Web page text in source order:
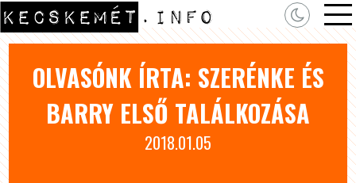
OLVASÓNK ÍRTA: SZERÉNKE ÉS
BARRY ELSŐ TALÁLKOZÁSA
2018.01.05